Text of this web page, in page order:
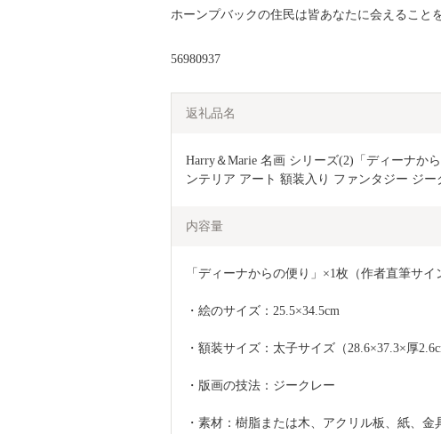
ホーンプバックの住民は皆あなたに会えること
56980937
返礼品名
Harry＆Marie 名画 シリーズ(2)「ディーナか
ンテリア アート 額装入り ファンタジー ジー
内容量
「ディーナからの便り」×1枚（作者直筆サイ
・絵のサイズ：25.5×34.5cm
・額装サイズ：太子サイズ（28.6×37.3×厚
・版画の技法：ジークレー
・素材：樹脂または木、アクリル板、紙、金